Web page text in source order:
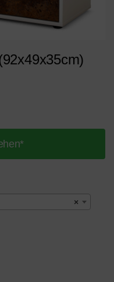
×